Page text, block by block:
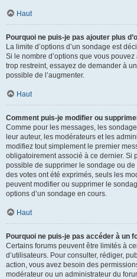
Haut
Pourquoi ne puis-je pas ajouter plus
La limite d’options d’un sondage est
Si le nombre d’options que vous
trop restreint, essayez de demander à
possible de l’augmenter.
Haut
Comment puis-je modifier ou
Comme pour les messages, les
leur auteur, les modérateurs et les
modifiez tout simplement le premier
obligatoirement associé à ce dernier. Si
possible de supprimer le sondage ou
des votes ont été exprimés, seuls les
peuvent modifier ou supprimer le
options d’un sondage en cours.
Haut
Pourquoi ne puis-je pas accéder à un
Certains forums peuvent être limités à
d’utilisateurs. Pour consulter, rédiger,
action, vous avez besoin des
modérateur ou un administrateur du